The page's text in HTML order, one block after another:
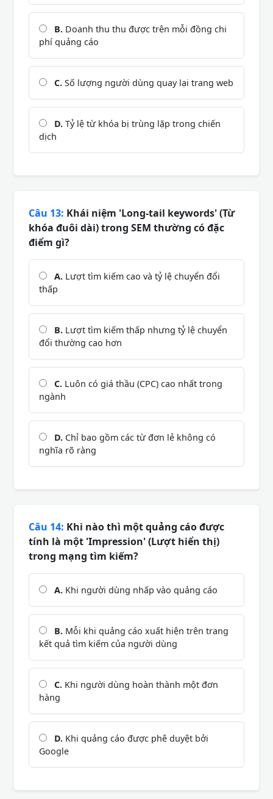
B. Doanh thu thu được trên mỗi đồng chi
phí quảng cáo
C. Số lượng người dùng quay lại trang web
D. Tỷ lệ từ khóa bị trùng lặp trong chiến
dịch
Câu 13: Khái niệm 'Long-tail keywords' (Từ
khóa đuôi dài) trong SEM thường có đặc
điểm gì?
A. Lượt tìm kiếm cao và tỷ lệ chuyển đổi
thấp
B. Lượt tìm kiếm thấp nhưng tỷ lệ chuyển
đổi thường cao hơn
C. Luôn có giá thầu (CPC) cao nhất trong
ngành
D. Chỉ bao gồm các từ đơn lẻ không có
nghĩa rõ ràng
Câu 14: Khi nào thì một quảng cáo được
tính là một 'Impression' (Lượt hiển thị)
trong mạng tìm kiếm?
A. Khi người dùng nhấp vào quảng cáo
B. Mỗi khi quảng cáo xuất hiện trên trang
kết quả tìm kiếm của người dùng
C. Khi người dùng hoàn thành một đơn
hàng
D. Khi quảng cáo được phê duyệt bởi
Google